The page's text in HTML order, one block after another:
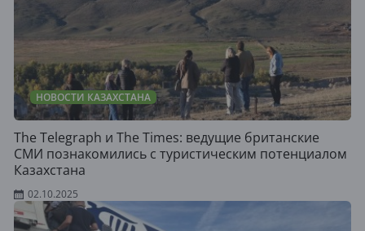
НОВОСТИ КАЗАХСТАНА
The Telegraph и The Times: ведущие британские
СМИ познакомились с туристическим потенциалом
Казахстана
02.10.2025